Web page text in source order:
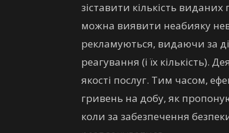
зіставити кількість
можна виявити неабияку
рекламуються, видаючи за
реагування (і їх кількість).
якості послуг. Тим часом,
гривень на добу, як
коли за забезпечення